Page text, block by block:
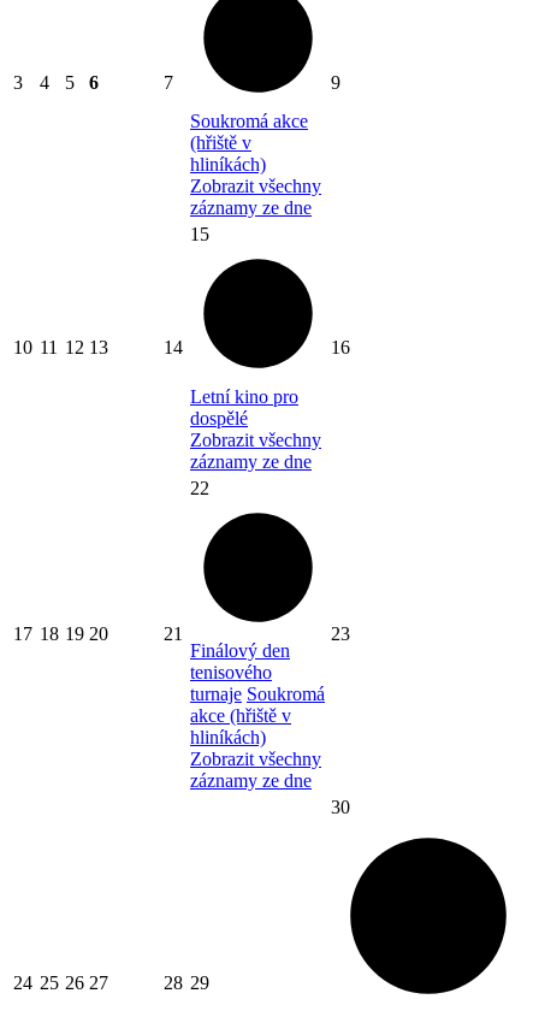
3 4 5 6 7
Soukromá akce
(hřiště v
hliníkách)
Zobrazit všechny
záznamy ze dne
9
10 11 12 13 14
15
Letní kino pro
dospělé
Zobrazit všechny
záznamy ze dne
16
17 18 19 20 21
22
Finálový den
tenisového
turnaje Soukromá
akce (hřiště v
hliníkách)
Zobrazit všechny
záznamy ze dne
23
24 25 26 27 28 29
30